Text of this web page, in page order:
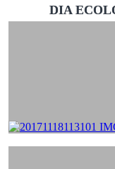
DIA